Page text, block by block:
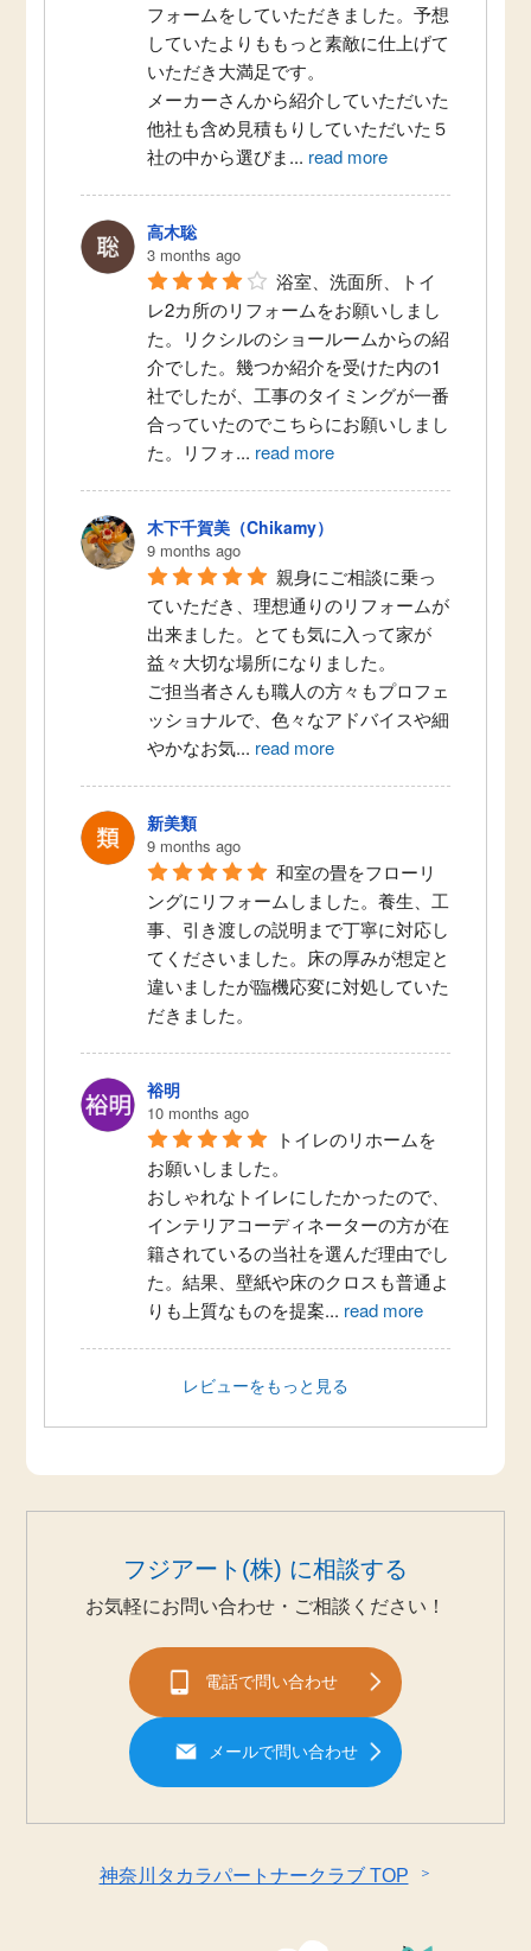
フォームをしていただきました。予想
していたよりももっと素敵に仕上げて
いただき大満足です。
メーカーさんから紹介していただいた
他社も含め見積もりしていただいた５
社の中から選びま... read more
高木聡
3 months ago
浴室、洗面所、トイ
レ2カ所のリフォームをお願いしまし
た。リクシルのショールームからの紹
介でした。幾つか紹介を受けた内の1
社でしたが、工事のタイミングが一番
合っていたのでこちらにお願いしまし
た。リフォ... read more
木下千賀美（Chikamy）
9 months ago
親身にご相談に乗っ
ていただき、理想通りのリフォームが
出来ました。とても気に入って家が
益々大切な場所になりました。
ご担当者さんも職人の方々もプロフェ
ッショナルで、色々なアドバイスや細
やかなお気... read more
新美類
9 months ago
和室の畳をフローリ
ングにリフォームしました。養生、工
事、引き渡しの説明まで丁寧に対応し
てくださいました。床の厚みが想定と
違いましたが臨機応変に対処していた
だきました。
裕明
10 months ago
トイレのリホームを
お願いしました。
おしゃれなトイレにしたかったので、
インテリアコーディネーターの方が在
籍されているの当社を選んだ理由でし
た。結果、壁紙や床のクロスも普通よ
りも上質なものを提案... read more
レビューをもっと見る
フジアート(株) に相談する
お気軽にお問い合わせ・ご相談ください！
電話で問い合わせ
メールで問い合わせ
神奈川タカラパートナークラブ TOP ＞